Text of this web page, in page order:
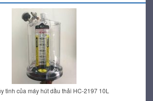
tinh của máy hút dầu thải HC-2197 10L